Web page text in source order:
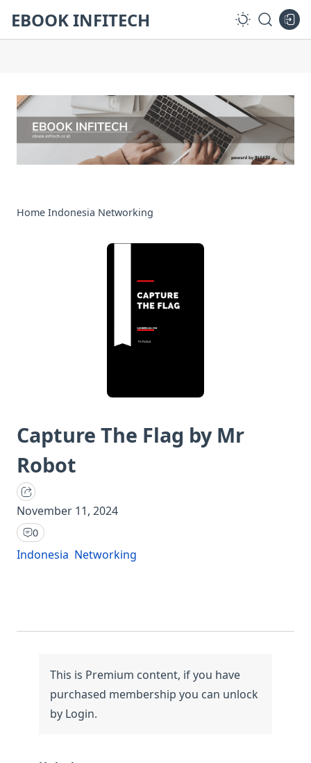
EBOOK INFITECH
Home Indonesia Networking
Capture The Flag by Mr
Robot
November 11, 2024
0
Indonesia Networking